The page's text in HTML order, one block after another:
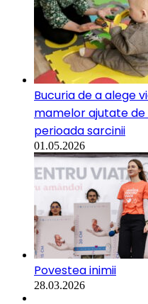
Bucuria de a alege
mamelor ajutate de
perioada sarcinii
01.05.2026
Povestea inimii
28.03.2026